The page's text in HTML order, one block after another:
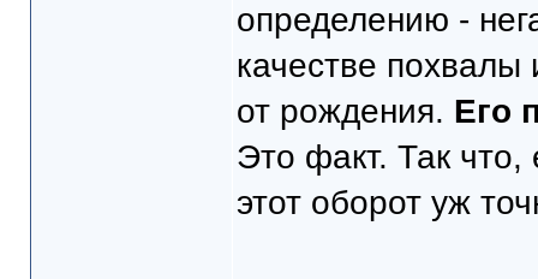
определению -
качестве похвалы
от рождения. Его
Это факт. Так что,
этот оборот уж